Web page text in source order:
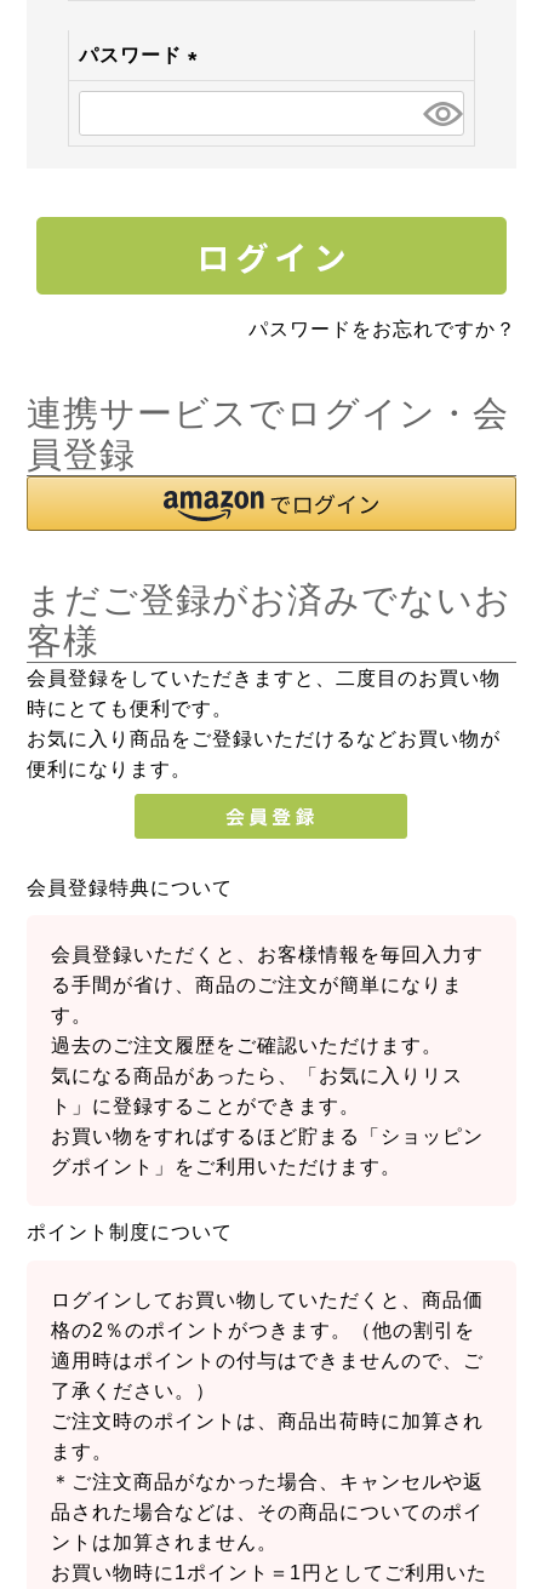
パスワード
(必
パスワードをお忘れですか？
連携サービスでログイン・会
員登録
まだご登録がお済みでないお
客様
会員登録をしていただきますと、二度目のお買い物
時にとても便利です。
お気に入り商品をご登録いただけるなどお買い物が
便利になります。
会員登録特典について
会員登録いただくと、お客様情報を毎回入力す
る手間が省け、商品のご注文が簡単になりま
す。
過去のご注文履歴をご確認いただけます。
気になる商品があったら、「お気に入りリス
ト」に登録することができます。
お買い物をすればするほど貯まる「ショッピン
グポイント」をご利用いただけます。
ポイント制度について
ログインしてお買い物していただくと、商品価
格の2％のポイントがつきます。（他の割引を
適用時はポイントの付与はできませんので、ご
了承ください。）
ご注文時のポイントは、商品出荷時に加算され
ます。
＊ご注文商品がなかった場合、キャンセルや返
品された場合などは、その商品についてのポイ
ントは加算されません。
お買い物時に1ポイント＝1円としてご利用いた